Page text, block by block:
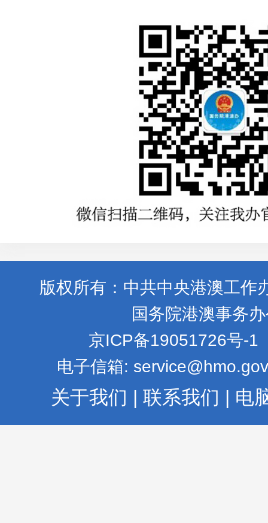
版权所有：中共中央港澳工作
国务院港澳事务
京ICP备19051726号-1
电子信箱:
关于我们 | 联系我们 | 电